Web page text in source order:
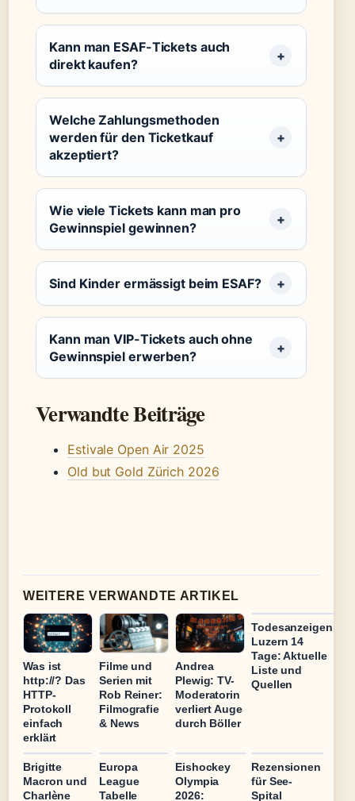
Kann man ESAF-Tickets auch
direkt kaufen?
Welche Zahlungsmethoden
werden für den Ticketkauf
akzeptiert?
Wie viele Tickets kann man pro
Gewinnspiel gewinnen?
Sind Kinder ermässigt beim ESAF?
Kann man VIP-Tickets auch ohne
Gewinnspiel erwerben?
Verwandte Beiträge
Estivale Open Air 2025
Old but Gold Zürich 2026
WEITERE VERWANDTE ARTIKEL
Was ist
http://? Das
HTTP-
Protokoll
einfach
erklärt
Filme und
Serien mit
Rob Reiner:
Filmografie
& News
Andrea
Plewig: TV-
Moderatorin
verliert Auge
durch Böller
Todesanzeigen
Luzern 14
Tage: Aktuelle
Liste und
Quellen
Brigitte
Macron und
Charlène
Europa
League
Tabelle
Eishockey
Olympia
2026:
Rezensionen
für See-
Spital